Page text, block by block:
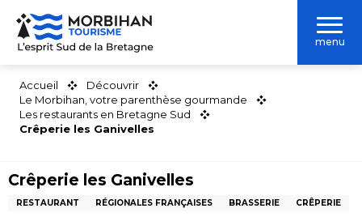
Aller
contenu
menu
Accueil
Découvrir
Le Morbihan, votre parenthèse gourmande
Les restaurants en Bretagne Sud
Crêperie les Ganivelles
Crêperie les Ganivelles
RESTAURANT RÉGIONALES FRANÇAISES BRASSERIE CRÊPERIE